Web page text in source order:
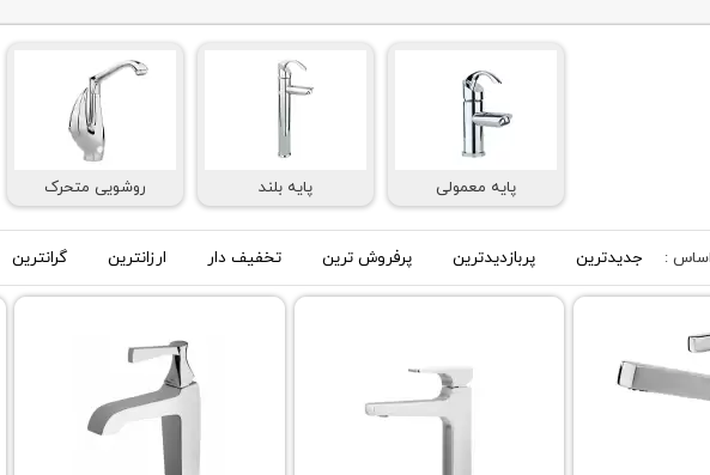
پایه معمولی پایه بلند روشویی متحرک
: جدیدترین پربازدیدترین پرفروش ترین تخفیف دار ارزانترین گرانترین